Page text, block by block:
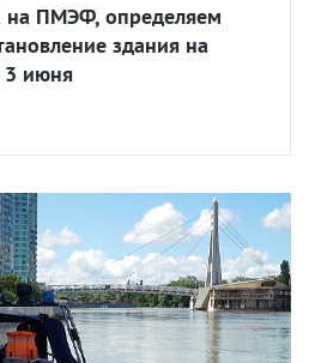
на ПМЭФ, определяем
здания на
3 июня